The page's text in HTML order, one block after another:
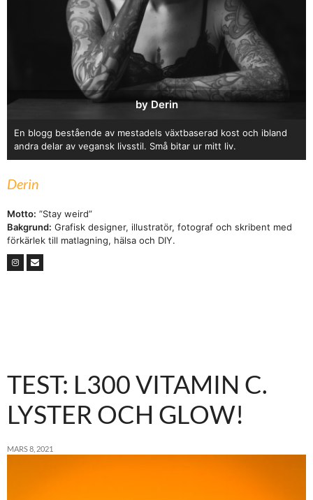
by Derin
En blogg bestående av mestadels växtbaserad kost och ibland
andra delar av vegansk livsstil. Små bitar ur mitt liv.
Derin
Motto: ”Stay weird”
Bakgrund: Grafisk designer, illustratör, fotograf och skribent med
förkärlek till matlagning, hälsa och DIY.
TEST: L300 VITAMIN C.
LYSTER OCH GLOW!
MARS 8, 2021